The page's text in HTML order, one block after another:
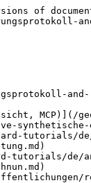
of
and-
MCP)](/
tutorials/
tutorials/de/